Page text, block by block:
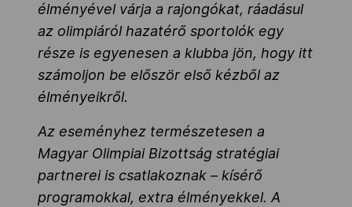
élményével várja a rajongókat, ráadásul
az olimpiáról hazatérő sportolók egy
része is egyenesen a klubba jön, hogy itt
számoljon be először első kézből az
élményeikről.
Az eseményhez természetesen a
Magyar Olimpiai Bizottság stratégiai
partnerei is csatlakoznak – kísérő
programokkal, extra élményekkel. A